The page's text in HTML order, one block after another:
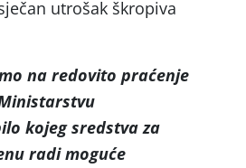
utrošak škropiva
na redovito praćenje
kojeg sredstva za
radi moguće